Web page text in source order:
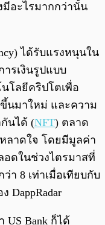
อะไรมากกว่านั้น
ได้รับแรงหนุนใน
รเงินรูปแบบ
โลยีคริปโตเพื่อ
ขึ้นมาใหม่ และความ
นได้ (NFT) ตลาด
ลาดใจ โดยมีมูลค่า
อดในช่วงไตรมาสที่
า 8 เท่าเมื่อเทียบกับ
DappRadar
Bank ก็ได้